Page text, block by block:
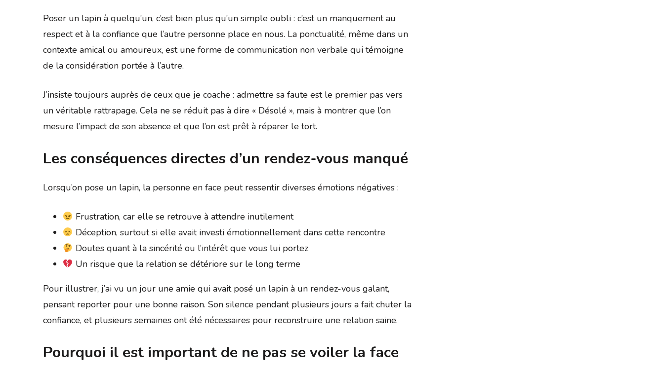
Poser un lapin à quelqu’un, c’est bien plus qu’un simple oubli : c’est un manquement au
respect et à la confiance que l’autre personne place en nous. La ponctualité, même dans un
contexte amical ou amoureux, est une forme de communication non verbale qui témoigne
de la considération portée à l’autre.
J’insiste toujours auprès de ceux que je coache : admettre sa faute est le premier pas vers
un véritable rattrapage. Cela ne se réduit pas à dire « Désolé », mais à montrer que l’on
mesure l’impact de son absence et que l’on est prêt à réparer le tort.
Les conséquences directes d’un rendez-vous manqué
Lorsqu’on pose un lapin, la personne en face peut ressentir diverses émotions négatives :
Frustration, car elle se retrouve à attendre inutilement
Déception, surtout si elle avait investi émotionnellement dans cette rencontre
Doutes quant à la sincérité ou l’intérêt que vous lui portez
Un risque que la relation se détériore sur le long terme
Pour illustrer, j’ai vu un jour une amie qui avait posé un lapin à un rendez-vous galant,
pensant reporter pour une bonne raison. Son silence pendant plusieurs jours a fait chuter la
confiance, et plusieurs semaines ont été nécessaires pour reconstruire une relation saine.
Pourquoi il est important de ne pas se voiler la face